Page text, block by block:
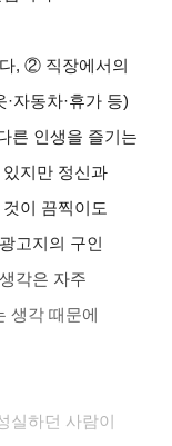
다,② 직장에서의
자동차·휴가 등)
른 인생을 즐기는
지만 정신과
이 끔찍이도
고지의 구인
각은 자주
생각 때문에
실하던 사람이